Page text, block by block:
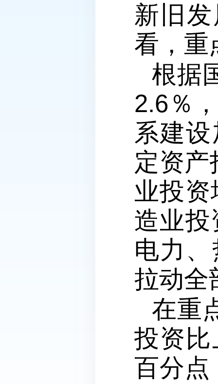
新旧
看，重
根据
2.6％
系建
定资
业投
造业投
电力
拉动全
在重
投资
百分点